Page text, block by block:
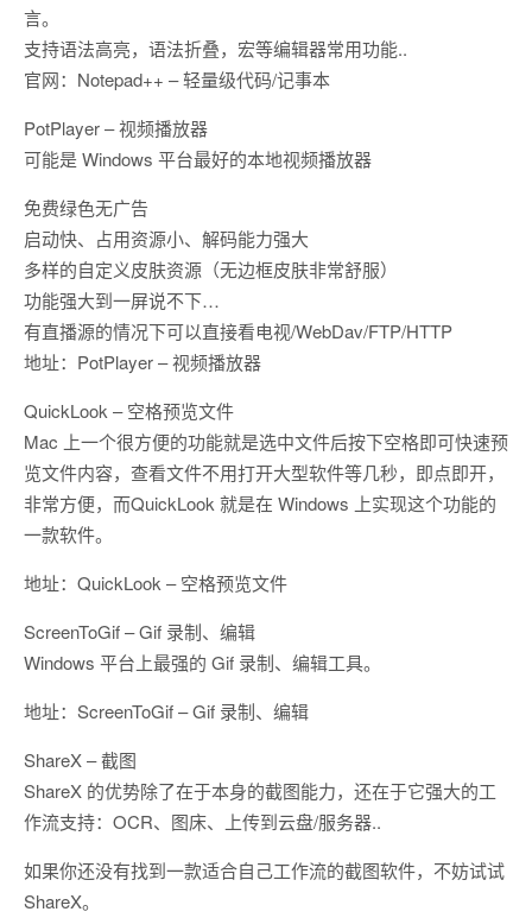
言。
支持语法高亮，语法折叠，宏等编辑器常用功能..
官网：Notepad++ – 轻量级代码/记事本
PotPlayer – 视频播放器
可能是 Windows 平台最好的本地视频播放器
免费绿色无广告
启动快、占用资源小、解码能力强大
多样的自定义皮肤资源（无边框皮肤非常舒服）
功能强大到一屏说不下…
有直播源的情况下可以直接看电视/WebDav/FTP/HTTP
地址：PotPlayer – 视频播放器
QuickLook – 空格预览文件
Mac 上一个很方便的功能就是选中文件后按下空格即可快速预
览文件内容，查看文件不用打开大型软件等几秒，即点即开，
非常方便，而QuickLook 就是在 Windows 上实现这个功能的
一款软件。
地址：QuickLook – 空格预览文件
ScreenToGif – Gif 录制、编辑
Windows 平台上最强的 Gif 录制、编辑工具。
地址：ScreenToGif – Gif 录制、编辑
ShareX – 截图
ShareX 的优势除了在于本身的截图能力，还在于它强大的工
作流支持：OCR、图床、上传到云盘/服务器..
如果你还没有找到一款适合自己工作流的截图软件，不妨试试
ShareX。